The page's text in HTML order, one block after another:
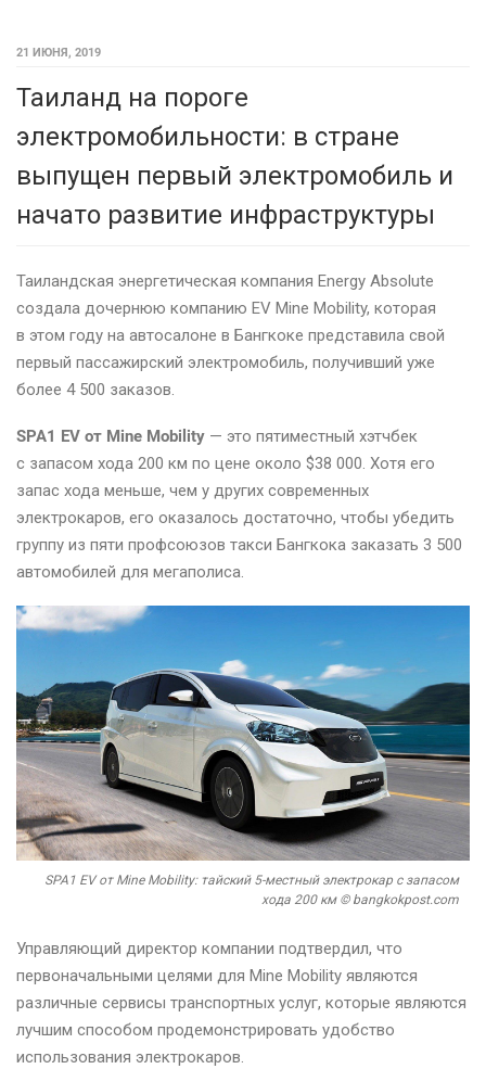
21 ИЮНЯ, 2019
Таиланд на пороге
электромобильности: в стране
выпущен первый электромобиль и
начато развитие инфраструктуры
Таиландская энергетическая компания Energy Absolute
создала дочернюю компанию EV Mine Mobility, которая
в этом году на автосалоне в Бангкоке представила свой
первый пассажирский электромобиль, получивший уже
более 4 500 заказов.
SPA1 EV от Mine Mobility — это пятиместный хэтчбек
с запасом хода 200 км по цене около $38 000. Хотя его
запас хода меньше, чем у других современных
электрокаров, его оказалось достаточно, чтобы убедить
группу из пяти профсоюзов такси Бангкока заказать 3 500
автомобилей для мегаполиса.
SPA1 EV от Mine Mobility: тайский 5-местный электрокар с запасом
хода 200 км © bangkokpost.com
Управляющий директор компании подтвердил, что
первоначальными целями для Mine Mobility являются
различные сервисы транспортных услуг, которые являются
лучшим способом продемонстрировать удобство
использования электрокаров.